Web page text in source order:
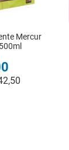
Mercur
,50